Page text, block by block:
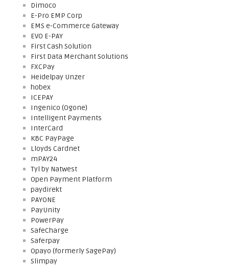
Dimoco
E-Pro EMP Corp
EMS e-Commerce Gateway
EVO E-PAY
First Cash Solution
First Data Merchant Solutions
FXCPay
Heidelpay Unzer
hobex
ICEPAY
Ingenico (Ogone)
Intelligent Payments
InterCard
KBC PayPage
Lloyds Cardnet
mPAY24
Tyl by Natwest
Open Payment Platform
paydirekt
PAYONE
PayUnity
PowerPay
SafeCharge
Saferpay
Opayo (formerly SagePay)
Slimpay